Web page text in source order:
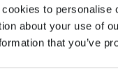
cookies to personalise
about your use of
that you’ve